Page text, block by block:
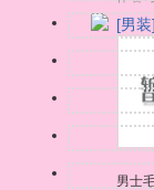
[男装]
男士